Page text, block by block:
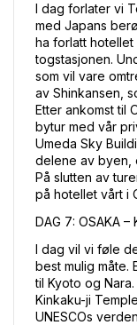
I dag forlater vi
med Japans
ha forlatt
togstasjonen.
som vil vare
av Shinkansen,
Etter ankomst til
bytur med vår
Umeda Sky
delene av byen,
På slutten av
på hotellet vårt i
DAG 7: OSAKA –
I dag vil vi føle
best mulig måte.
til Kyoto og
Kinkaku-ji
UNESCOs